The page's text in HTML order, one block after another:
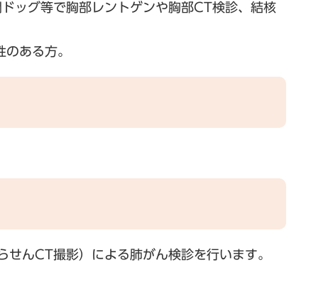
ッグ等で胸部レントゲンや胸部CT検診、結核
ある方。
んCT撮影）による肺がん検診を行います。